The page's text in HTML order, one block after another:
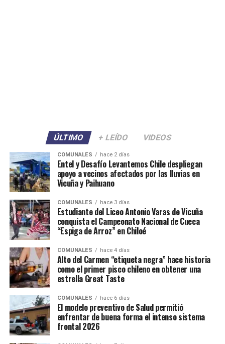
ÚLTIMO + LEÍDO VIDEOS
COMUNALES hace 2 días
Entel y Desafío Levantemos Chile despliegan
apoyo a vecinos afectados por las lluvias en
Vicuña y Paihuano
COMUNALES hace 3 días
Estudiante del Liceo Antonio Varas de Vicuña
conquista el Campeonato Nacional de Cueca
“Espiga de Arroz” en Chiloé
COMUNALES hace 4 días
Alto del Carmen “etiqueta negra” hace historia
como el primer pisco chileno en obtener una
estrella Great Taste
COMUNALES hace 6 días
El modelo preventivo de Salud permitió
enfrentar de buena forma el intenso sistema
frontal 2026